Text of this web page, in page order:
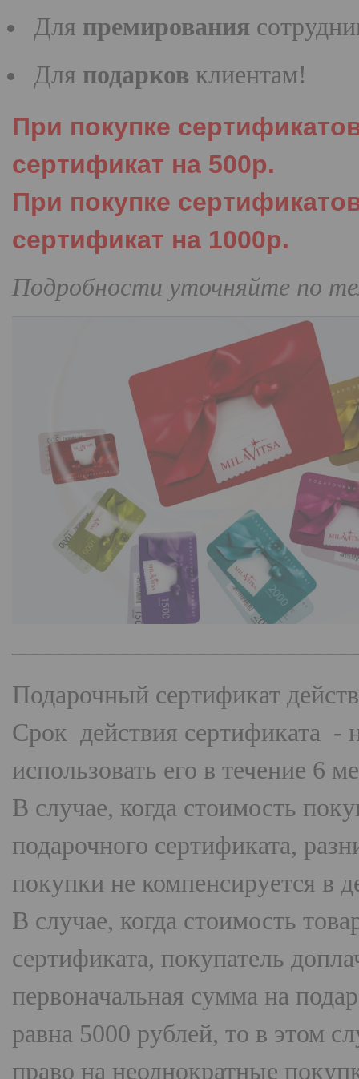
Для премирования
Для подарков клиентам!
При покупке
сертификат на 500р.
При покупке
сертификат на 1000р.
Подробности уточняйте по
Подарочный сертификат
Срок действия сертификата -
использовать его в течение 6
В случае, когда стоимость
подарочного сертификата,
покупки не компенсируется в
В случае, когда стоимость
сертификата, покупатель
первоначальная сумма на
равна 5000 рублей, то в этом
право на неоднократные